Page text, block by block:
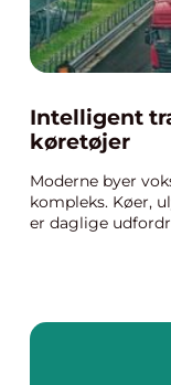
Intelligent
køretøjer
Moderne byer
kompleks. Køer,
er daglige